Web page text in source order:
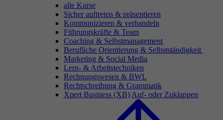
alle Kurse
Sicher auftreten & präsentieren
Kommunizieren & verhandeln
Führungskräfte & Team
Coaching & Selbstmanagement
Berufliche Orientierung & Selbstständigkeit
Marketing & Social Media
Lern- & Arbeitstechniken
Rechnungswesen & BWL
Rechtschreibung & Grammatik
Xpert Business (XB) Auf- oder Zuklappen